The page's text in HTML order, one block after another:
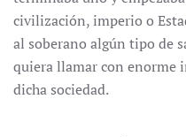
civilización, imperio o
al soberano algún tipo de
quiera llamar con enorme
dicha sociedad.